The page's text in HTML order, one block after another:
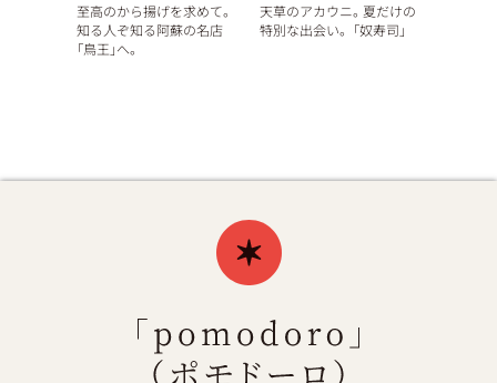
至高のから揚げを求めて。
知る人ぞ知る阿蘇の名店
「鳥王」へ。
天草のアカウニ。夏だけの
特別な出会い。 「奴寿司」